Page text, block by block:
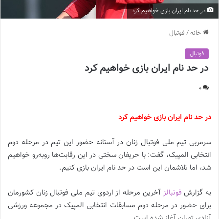
در حد نام ایران بازی خواهیم کرد
خانه/ فوتبال
فوتبال
در حد نام ایران بازی خواهیم کرد
0
در حد نام ایران بازی خواهیم کرد
سرمربی تیم ملی فوتبال زنان در آستانه حضور این تیم در مرحله دوم
انتخابی المپیک، گفت: با حریفان سختی در این رقابت‌ها روبه‌رو خواهیم
شد، اما تلاشمان این است در حد نام ایران بازی کنیم.
به گزارش فوتبالز آخرین مرحله از اردوی تیم ملی فوتبال زنان کشورمان
برای حضور در مرحله دوم مسابقات انتخابی المپیک در مجموعه ورزشی